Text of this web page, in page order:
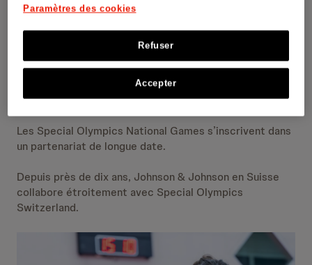
service des communautés. Lors des National Summer
façons : dans l’accompagnement des athlètes, dans les
J&J, dans le soutien aux cérémonies de remise des
médailles, mais aussi dans des moments humains forts
qui resteront gravés dans les mémoires.
Les Special Olympics National Games s’inscrivent dans
un partenariat de longue date.
Depuis près de dix ans, Johnson & Johnson en Suisse
collabore étroitement avec Special Olympics
Switzerland.
Paramètres des cookies
Refuser
Accepter